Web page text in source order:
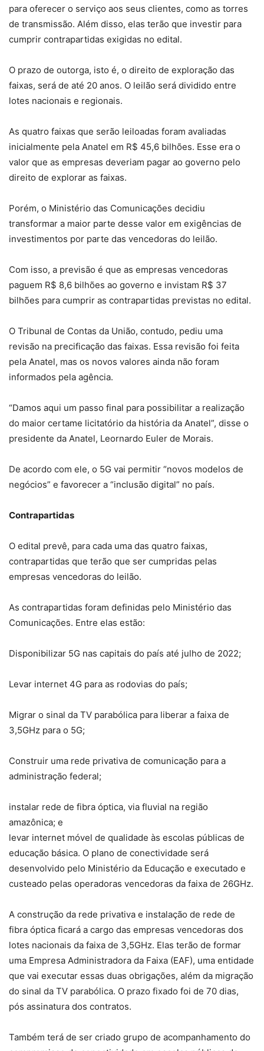
para oferecer o serviço aos seus clientes, como as torres
de transmissão. Além disso, elas terão que investir para
cumprir contrapartidas exigidas no edital.
O prazo de outorga, isto é, o direito de exploração das
faixas, será de até 20 anos. O leilão será dividido entre
lotes nacionais e regionais.
As quatro faixas que serão leiloadas foram avaliadas
inicialmente pela Anatel em R$ 45,6 bilhões. Esse era o
valor que as empresas deveriam pagar ao governo pelo
direito de explorar as faixas.
Porém, o Ministério das Comunicações decidiu
transformar a maior parte desse valor em exigências de
investimentos por parte das vencedoras do leilão.
Com isso, a previsão é que as empresas vencedoras
paguem R$ 8,6 bilhões ao governo e invistam R$ 37
bilhões para cumprir as contrapartidas previstas no edital.
O Tribunal de Contas da União, contudo, pediu uma
revisão na precificação das faixas. Essa revisão foi feita
pela Anatel, mas os novos valores ainda não foram
informados pela agência.
“Damos aqui um passo final para possibilitar a realização
do maior certame licitatório da história da Anatel”, disse o
presidente da Anatel, Leornardo Euler de Morais.
De acordo com ele, o 5G vai permitir “novos modelos de
negócios” e favorecer a “inclusão digital” no país.
Contrapartidas
O edital prevê, para cada uma das quatro faixas,
contrapartidas que terão que ser cumpridas pelas
empresas vencedoras do leilão.
As contrapartidas foram definidas pelo Ministério das
Comunicações. Entre elas estão:
Disponibilizar 5G nas capitais do país até julho de 2022;
Levar internet 4G para as rodovias do país;
Migrar o sinal da TV parabólica para liberar a faixa de
3,5GHz para o 5G;
Construir uma rede privativa de comunicação para a
administração federal;
instalar rede de fibra óptica, via fluvial na região
amazônica; e
levar internet móvel de qualidade às escolas públicas de
educação básica. O plano de conectividade será
desenvolvido pelo Ministério da Educação e executado e
custeado pelas operadoras vencedoras da faixa de 26GHz.
A construção da rede privativa e instalação de rede de
fibra óptica ficará a cargo das empresas vencedoras dos
lotes nacionais da faixa de 3,5GHz. Elas terão de formar
uma Empresa Administradora da Faixa (EAF), uma entidade
que vai executar essas duas obrigações, além da migração
do sinal da TV parabólica. O prazo fixado foi de 70 dias,
pós assinatura dos contratos.
Também terá de ser criado grupo de acompanhamento do